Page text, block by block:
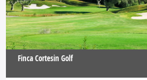
Finca Cortesin Golf